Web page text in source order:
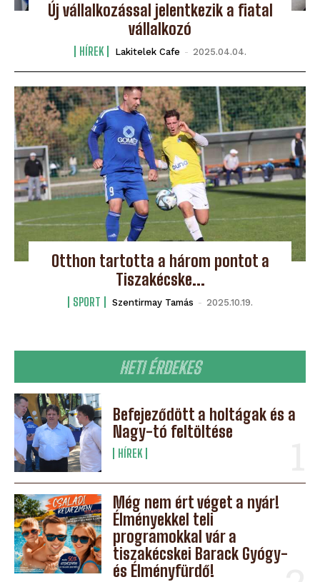
HETI ÉRDEKES
Befejeződött a holtágak és a
Nagy-tó feltöltése
HÍREK
Még nem ért véget a nyár!
Élményekkel teli
programokkal vár a
tiszakécskei Barack Gyógy-
és Élményfürdő!
Új vállalkozással jelentkezik a fiatal
vállalkozó
HÍREK Lakitelek Cafe - 2025.04.04.
Otthon tartotta a három pontot a
Tiszakécske...
SPORT Szentirmay Tamás - 2025.10.19.